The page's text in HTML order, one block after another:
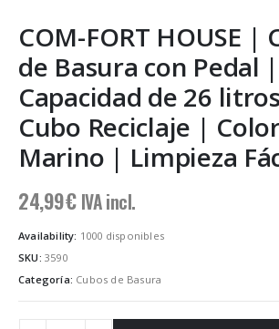
COM-FORT HOUSE |
de Basura con Pedal |
Capacidad de 26
Cubo Reciclaje |
Marino | Limpieza
24,99€ IVA incl.
Availability: 1000 disponibles
SKU: 3590
Categoría: Cubos de Basura